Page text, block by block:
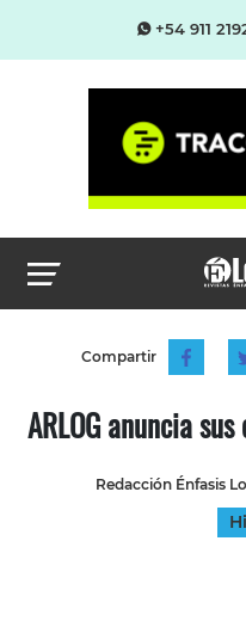
+54 911
Compartir
ARLOG anuncia
Redacción Énfasis